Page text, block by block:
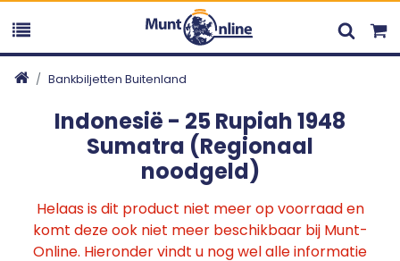
Bankbiljetten Buitenland
Indonesië - 25 Rupiah 1948
Sumatra (Regionaal
noodgeld)
Helaas is dit product niet meer op voorraad en
komt deze ook niet meer beschikbaar bij Munt-
Online. Hieronder vindt u nog wel alle informatie